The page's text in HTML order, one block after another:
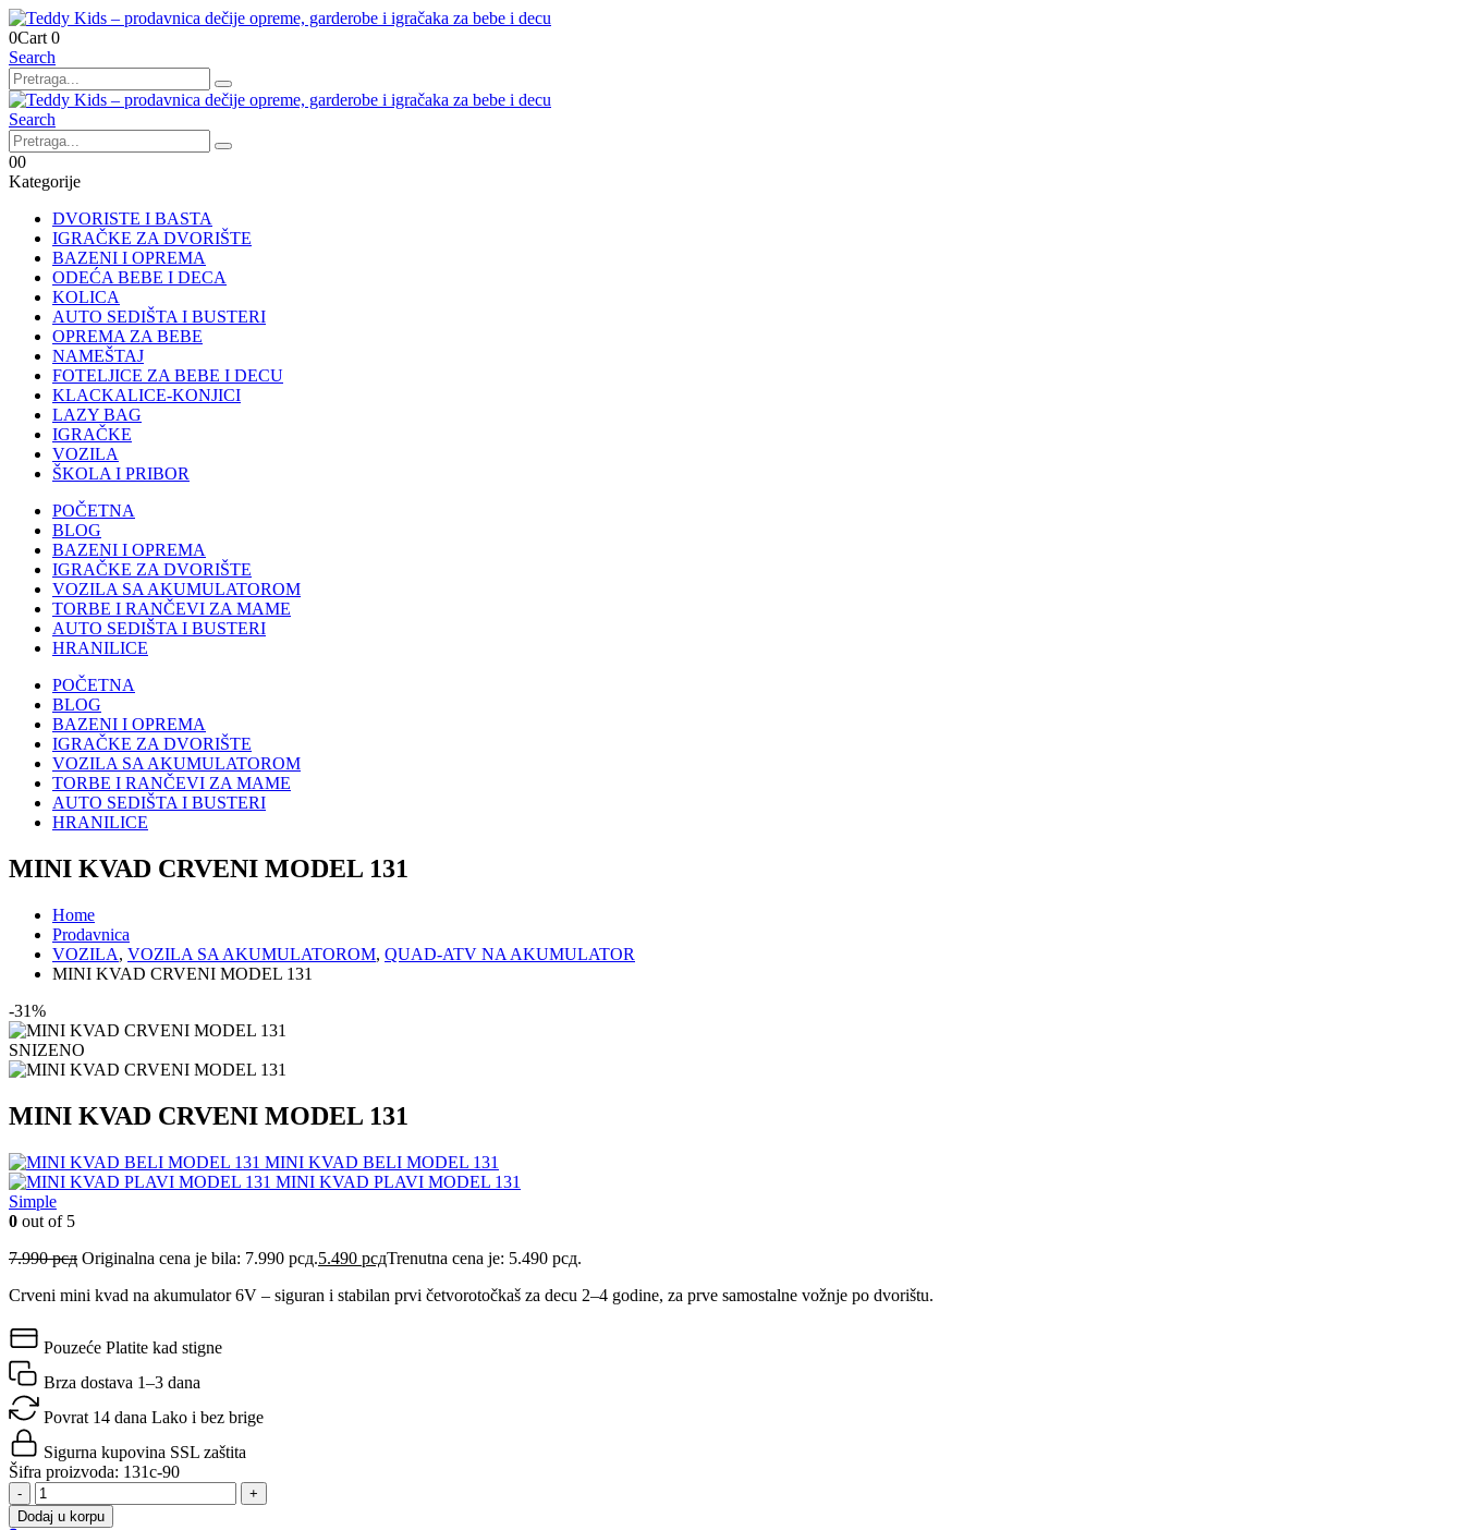
0Cart 0
Search
Search
00
Kategorije
DVORISTE I BASTA
IGRAČKE ZA DVORIŠTE
BAZENI I OPREMA
ODEĆA BEBE I DECA
KOLICA
AUTO SEDIŠTA I BUSTERI
OPREMA ZA BEBE
NAMEŠTAJ
FOTELJICE ZA BEBE I DECU
KLACKALICE-KONJICI
LAZY BAG
IGRAČKE
VOZILA
ŠKOLA I PRIBOR
POČETNA
BLOG
BAZENI I OPREMA
IGRAČKE ZA DVORIŠTE
VOZILA SA AKUMULATOROM
TORBE I RANČEVI ZA MAME
AUTO SEDIŠTA I BUSTERI
HRANILICE
POČETNA
BLOG
BAZENI I OPREMA
IGRAČKE ZA DVORIŠTE
VOZILA SA AKUMULATOROM
TORBE I RANČEVI ZA MAME
AUTO SEDIŠTA I BUSTERI
HRANILICE
MINI KVAD CRVENI MODEL 131
Home
Prodavnica
VOZILA, VOZILA SA AKUMULATOROM, QUAD-ATV NA AKUMULATOR
MINI KVAD CRVENI MODEL 131
-31%
SNIZENO
MINI KVAD CRVENI MODEL 131
MINI KVAD BELI MODEL 131
MINI KVAD PLAVI MODEL 131
Simple
0 out of 5
7.990рсд Originalna cena je bila: 7.990 рсд.5.490 рсдTrenutna cena je: 5.490 рсд.
Crveni mini kvad na akumulator 6V – siguran i stabilan prvi četvorotočkaš za decu 2–4 godine, za prve samostalne vožnje po dvorištu.
Pouzeće Platite kad stigne
Brza dostava 1–3 dana
Povrat 14 dana Lako i bez brige
Sigurna kupovina SSL zaštita
Šifra proizvoda: 131c-90
-
+
Dodaj u korpu